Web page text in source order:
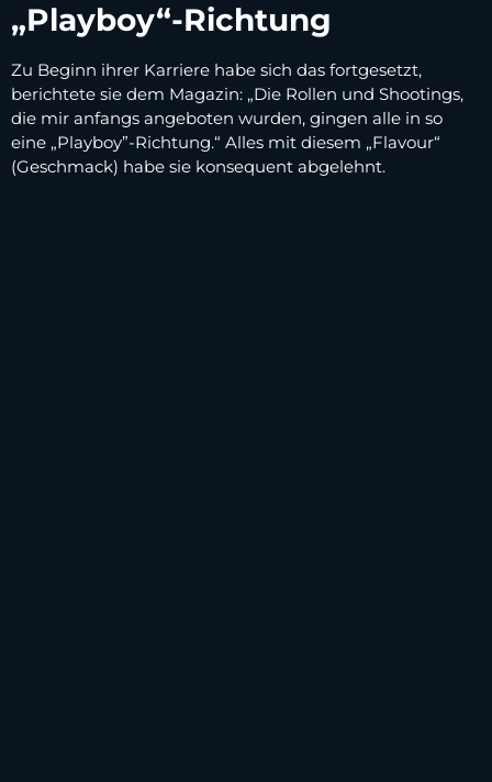
„Playboy“-Richtung
Zu Beginn ihrer Karriere habe sich das fortgesetzt,
berichtete sie dem Magazin: „Die Rollen und Shootings,
die mir anfangs angeboten wurden, gingen alle in so
eine „Playboy”-Richtung.“ Alles mit diesem „Flavour“
(Geschmack) habe sie konsequent abgelehnt.